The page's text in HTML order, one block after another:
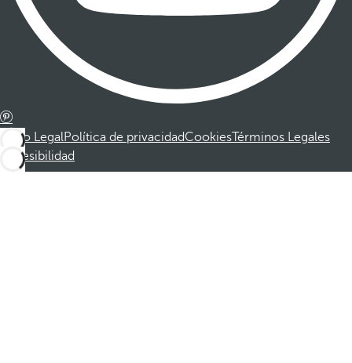
Aviso LegalPolítica de privacidadCookiesTérminos Legales
Accesibilidad